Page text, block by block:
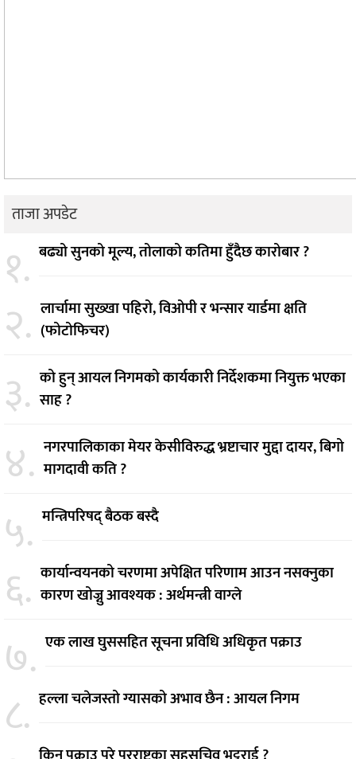
ताजा अपडेट
१. बढ्यो सुनको मूल्य, तोलाको कतिमा हुँदैछ कारोबार ?
२. लार्चामा सुख्खा पहिरो, विओपी र भन्सार यार्डमा क्षति
(फोटोफिचर)
३. को हुन् आयल निगमको कार्यकारी निर्देशकमा नियुक्त भएका
साह ?
४. नगरपालिकाका मेयर केसीविरुद्ध भ्रष्टाचार मुद्दा दायर, बिगो
मागदावी कति ?
५. मन्त्रिपरिषद् बैठक बस्दै
६. कार्यान्वयनको चरणमा अपेक्षित परिणाम आउन नसक्नुका
कारण खोज्नु आवश्यक : अर्थमन्त्री वाग्ले
७. एक लाख घुससहित सूचना प्रविधि अधिकृत पक्राउ
८. हल्ला चलेजस्तो ग्यासको अभाव छैन : आयल निगम